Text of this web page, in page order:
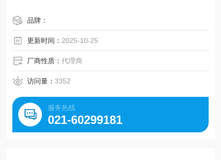
字段描述 字段取值 取值描述
导线芯数 3 3芯、1输出用、2m（输出规格N,P的场合）
品牌：
更新时间： 2025-10-25
厂商性质：代理商
访问量：3352
服务热线
021-60299181